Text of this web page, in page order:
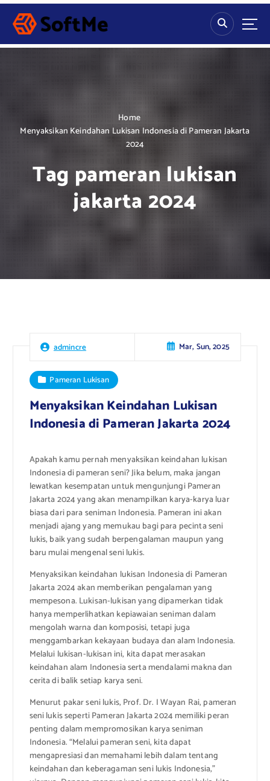
S
p
Home
Menyaksikan Keindahan Lukisan Indonesia di Pameran Jakarta
2024
Tag pameran lukisan
jakarta 2024
admincre Mar, Sun, 2025
Pameran Lukisan
Menyaksikan Keindahan Lukisan
Indonesia di Pameran Jakarta 2024
Apakah kamu pernah menyaksikan keindahan lukisan
Indonesia di pameran seni? Jika belum, maka jangan
lewatkan kesempatan untuk mengunjungi Pameran
Jakarta 2024 yang akan menampilkan karya-karya luar
biasa dari para seniman Indonesia. Pameran ini akan
menjadi ajang yang memukau bagi para pecinta seni
lukis, baik yang sudah berpengalaman maupun yang
baru mulai mengenal seni lukis.
Menyaksikan keindahan lukisan Indonesia di Pameran
Jakarta 2024 akan memberikan pengalaman yang
mempesona. Lukisan-lukisan yang dipamerkan tidak
hanya memperlihatkan kepiawaian seniman dalam
mengolah warna dan komposisi, tetapi juga
menggambarkan kekayaan budaya dan alam Indonesia.
Melalui lukisan-lukisan ini, kita dapat merasakan
keindahan alam Indonesia serta mendalami makna dan
cerita di balik setiap karya seni.
Menurut pakar seni lukis, Prof. Dr. I Wayan Rai, pameran
seni lukis seperti Pameran Jakarta 2024 memiliki peran
penting dalam mempromosikan karya seniman
Indonesia. “Melalui pameran seni, kita dapat
mengapresiasi dan memahami lebih dalam tentang
keindahan dan keberagaman seni lukis Indonesia,”